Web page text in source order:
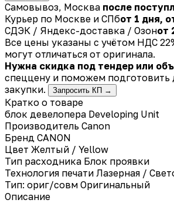
Самовывоз, Москва после
Курьер по Москве и СПбот 1 дня,
СДЭК / Яндекс-доставка / Озонот
Все цены указаны с учётом НДС
могут отличаться от оригинала.
Нужна скидка под тендер или
спеццену и поможем подготовить
закупки.
Запросить КП →
Кратко о товаре
блок девелопера Developing Unit
Производитель Canon
Бренд CANON
Цвет Желтый / Yellow
Тип расходника Блок проявки
Технология печати Лазерная /
Тип: ориг/совм Оригинальный
Описание